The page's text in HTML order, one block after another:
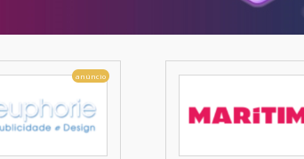
anúncio